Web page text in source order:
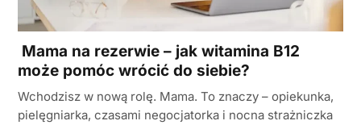
Mama na rezerwie – jak witamina B12
może pomóc wrócić do siebie?
Wchodzisz w nową rolę. Mama. To znaczy – opiekunka,
pielęgniarka, czasami negocjatorka i nocna strażniczka